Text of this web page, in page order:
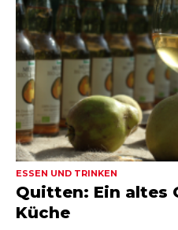
ESSEN UND TRINKEN
Quitten: Ein altes
Küche